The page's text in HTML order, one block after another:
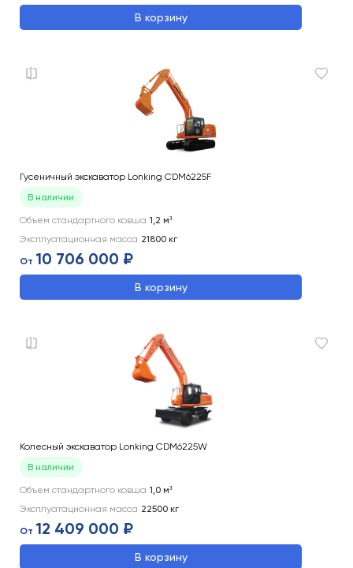
В корзину
Гусеничный экскаватор Lonking CDM6225F
В наличии
Объем стандартного ковша 1,2 м³
Эксплуатационная масса 21800 кг
От 10 706 000 ₽
В корзину
Колесный экскаватор Lonking CDM6225W
В наличии
Объем стандартного ковша 1,0 м³
Эксплуатационная масса 22500 кг
От 12 409 000 ₽
В корзину